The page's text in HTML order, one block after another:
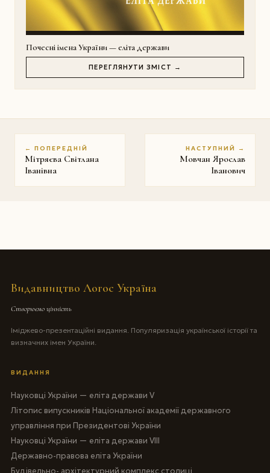
Почесні імена України — еліта держави
ПЕРЕГЛЯНУТИ ЗМІСТ →
← ПОПЕРЕДНІЙ
Мітряєва Світлана
Іванівна
НАСТУПНИЙ →
Мовчан Ярослав
Іванович
Видавництво Логос Україна
Створюємо цінність
Іміджево-презентаційні видання. Популяризація української історії та
визначних імен України.
ВИДАННЯ
Науковці України — еліта держави V
Літопис випускників Національної академії державного
управління при Президентові України
Науковці України — еліта держави VIII
Державно-правова еліта України
Будівельно- архітектурний комплекс столиці